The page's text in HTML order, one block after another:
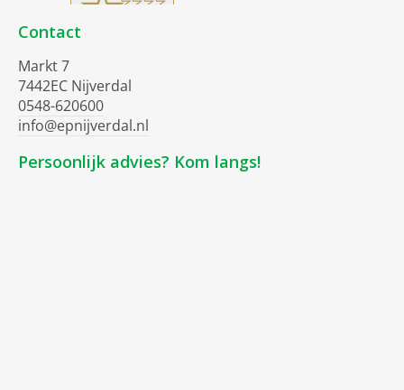
Contact
Markt 7
7442EC Nijverdal
0548-620600
info@epnijverdal.nl
Persoonlijk advies? Kom langs!